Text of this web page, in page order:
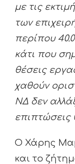
με τις
των
περίπου
κάτι που
θέσεις
χαθούν
ΝΔ δεν
επιπτώσεις
Ο Χάρης
και το